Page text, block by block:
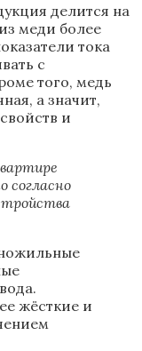
делится на
меди более
тока
с
того, медь
а значит,
и
согласно
жёсткие и